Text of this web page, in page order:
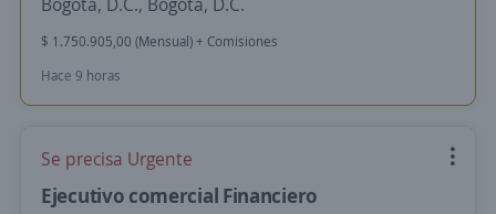
$ 1.750.905,00 (Mensual) + Comisiones
Hace 9 horas
Se precisa Urgente
Ejecutivo comercial Financiero